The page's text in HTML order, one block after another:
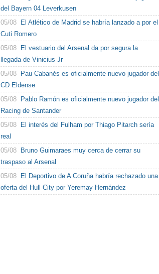
del Bayern 04 Leverkusen
05/08
El Atlético de Madrid se habría lanzado a por el
Cuti Romero
05/08
El vestuario del Arsenal da por segura la
llegada de Vinicius Jr
05/08
Pau Cabanés es oficialmente nuevo jugador del
CD Eldense
05/08
Pablo Ramón es oficialmente nuevo jugador del
Racing de Santander
05/08
El interés del Fulham por Thiago Pitarch sería
real
05/08
Bruno Guimaraes muy cerca de cerrar su
traspaso al Arsenal
05/08
El Deportivo de A Coruña habría rechazado una
oferta del Hull City por Yeremay Hernández